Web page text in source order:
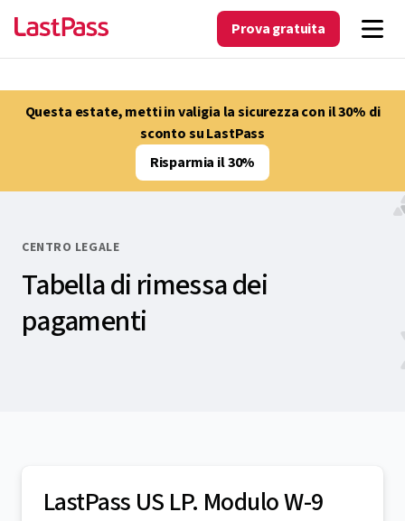
Prova gratuita
Questa estate, metti in valigia la sicurezza con il 30% di
sconto su LastPass
Risparmia il 30%
CENTRO LEGALE
Tabella di rimessa dei
pagamenti
LastPass US LP. Modulo W-9